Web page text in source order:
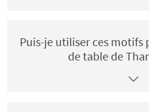
Puis-je utiliser ces
de table de